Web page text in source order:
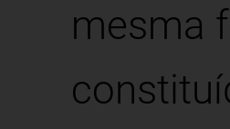
mesma